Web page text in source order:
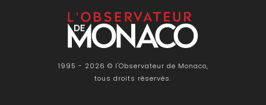
1995 - 2026 © l'Observateur de Monaco,
tous droits réservés.